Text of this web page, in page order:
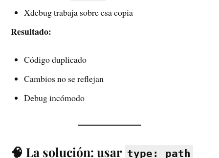
Xdebug trabaja sobre esa copia
Resultado:
Código duplicado
Cambios no se reflejan
Debug incómodo
🧠 La solución: usar type: path